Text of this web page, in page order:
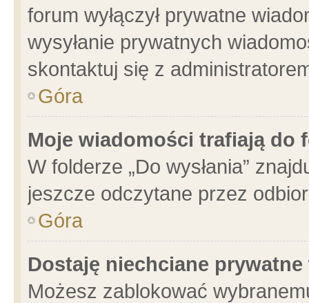
forum wyłączył prywatne
wysyłanie prywatnych
skontaktuj się z
Góra
Moje wiadomości trafiają do
W folderze „Do wysłania”
jeszcze odczytane przez
Góra
Dostaję niechciane
Możesz zablokować